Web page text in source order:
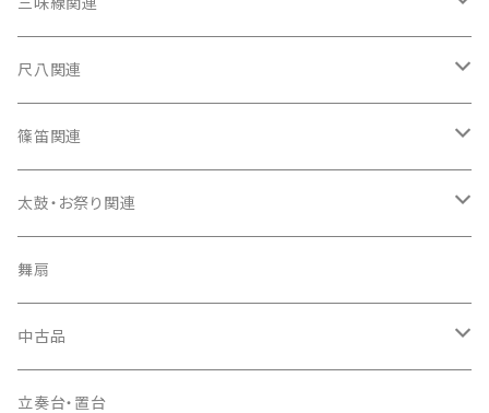
箏カバー
箏袋
口前袋・尾布
爪・爪輪
爪入
爪駒入
三味線（本体）
三味線ケース
長トランク・三ツ折トランク
ソフトケース
雨用カバー
長袋・三ツ組袋・胴袋
胴掛
根緒
尺八関連
尺八（本体）
尺八袋
歌口キャップ
つゆ切り
篠笛関連
篠笛（本体）
お祭り用６穴
お祭り用７穴
篠笛袋
太鼓・お祭り関連
太鼓（本体）
太鼓撥
手拍子（チャンチャン）
舞扇
中古品
箏（本体）
立奏台・置台